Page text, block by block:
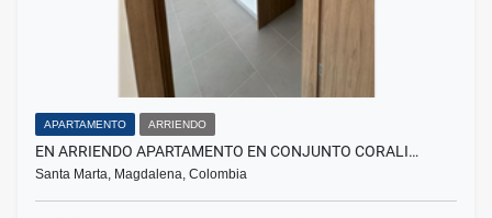
APARTAMENTO ARRIENDO
EN ARRIENDO APARTAMENTO EN CONJUNTO CORALI…
Santa Marta, Magdalena, Colombia